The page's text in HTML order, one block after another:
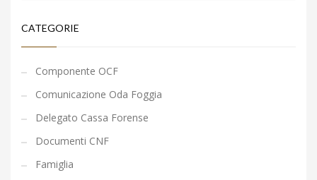
CATEGORIE
Componente OCF
Comunicazione Oda Foggia
Delegato Cassa Forense
Documenti CNF
Famiglia